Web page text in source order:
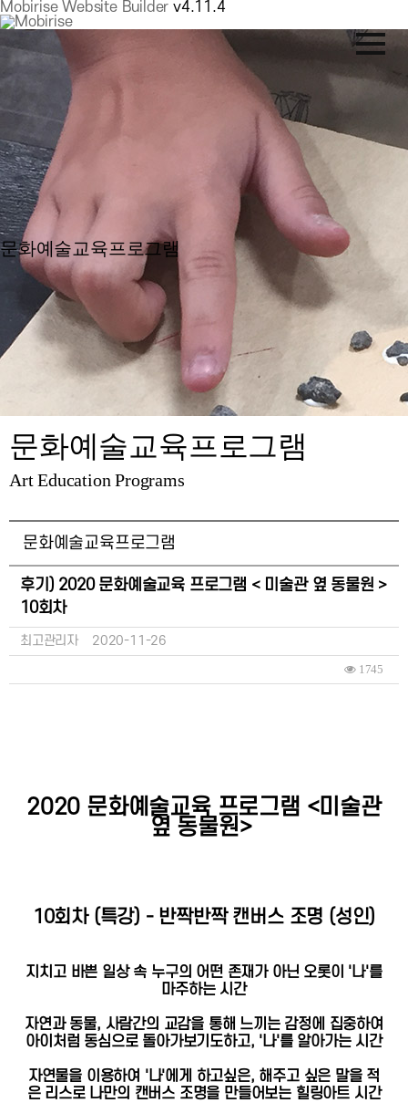
Mobirise Website Builder v4.11.4
문화예술교육프로그램
문화예술교육프로그램
Art Education Programs
문화예술교육프로그램
후기) 2020 문화예술교육 프로그램 < 미술관 옆 동물원 >
10회차
최고관리자 2020-11-26
1745
2020 문화예술교육 프로그램 <미술관
옆 동물원>
10회차 (특강) - 반짝반짝 캔버스 조명 (성인)
지치고 바쁜 일상 속 누구의 어떤 존재가 아닌 오롯이 '나'를
마주하는 시간
자연과 동물, 사람간의 교감을 통해 느끼는 감정에 집중하여
아이처럼 동심으로 돌아가보기도하고, '나'를 알아가는 시간
자연물을 이용하여 '나'에게 하고싶은, 해주고 싶은 말을 적
은 리스로 나만의 캔버스 조명을 만들어보는 힐링아트 시간